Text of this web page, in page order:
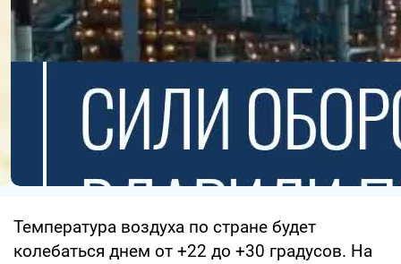
Температура воздуха по стране будет
колебаться днем от +22 до +30 градусов. На